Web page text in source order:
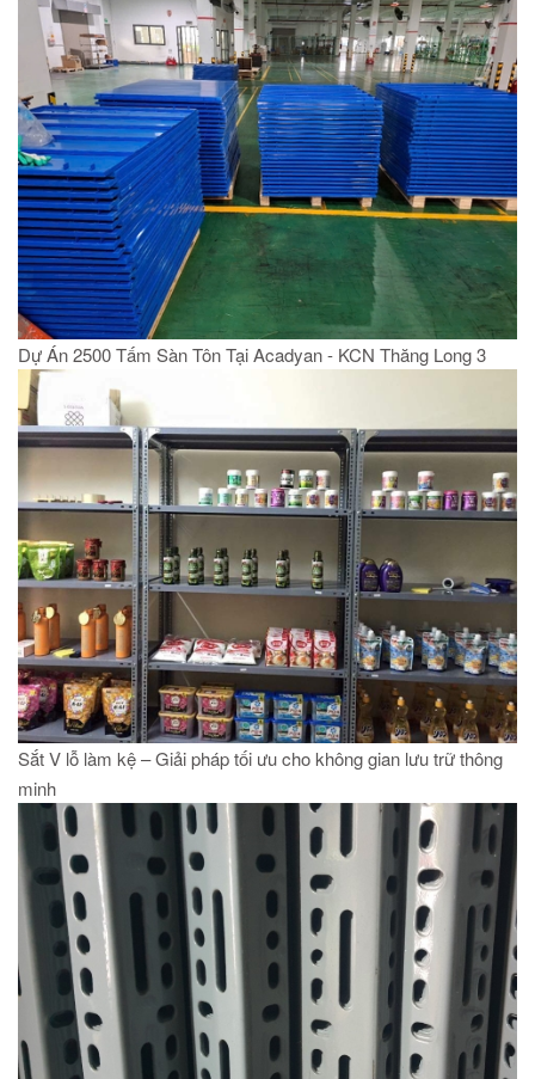
Dự Án 2500 Tấm Sàn Tôn Tại Acadyan - KCN Thăng Long 3
Sắt V lỗ làm kệ – Giải pháp tối ưu cho không gian lưu trữ thông
minh